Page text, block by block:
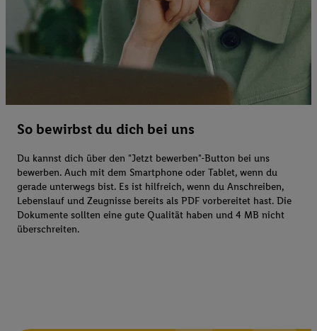
So bewirbst du dich bei uns
Du kannst dich über den "Jetzt bewerben"-Button bei uns
bewerben. Auch mit dem Smartphone oder Tablet, wenn du
gerade unterwegs bist. Es ist hilfreich, wenn du Anschreiben,
Lebenslauf und Zeugnisse bereits als PDF vorbereitet hast. Die
Dokumente sollten eine gute Qualität haben und 4 MB nicht
überschreiten.